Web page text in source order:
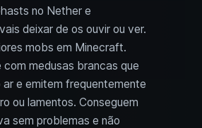
no Nether e
deixar de os ouvir ou ver.
mobs em Minecraft.
com medusas brancas que
ar e emitem frequentemente
ou lamentos. Conseguem
sem problemas e não